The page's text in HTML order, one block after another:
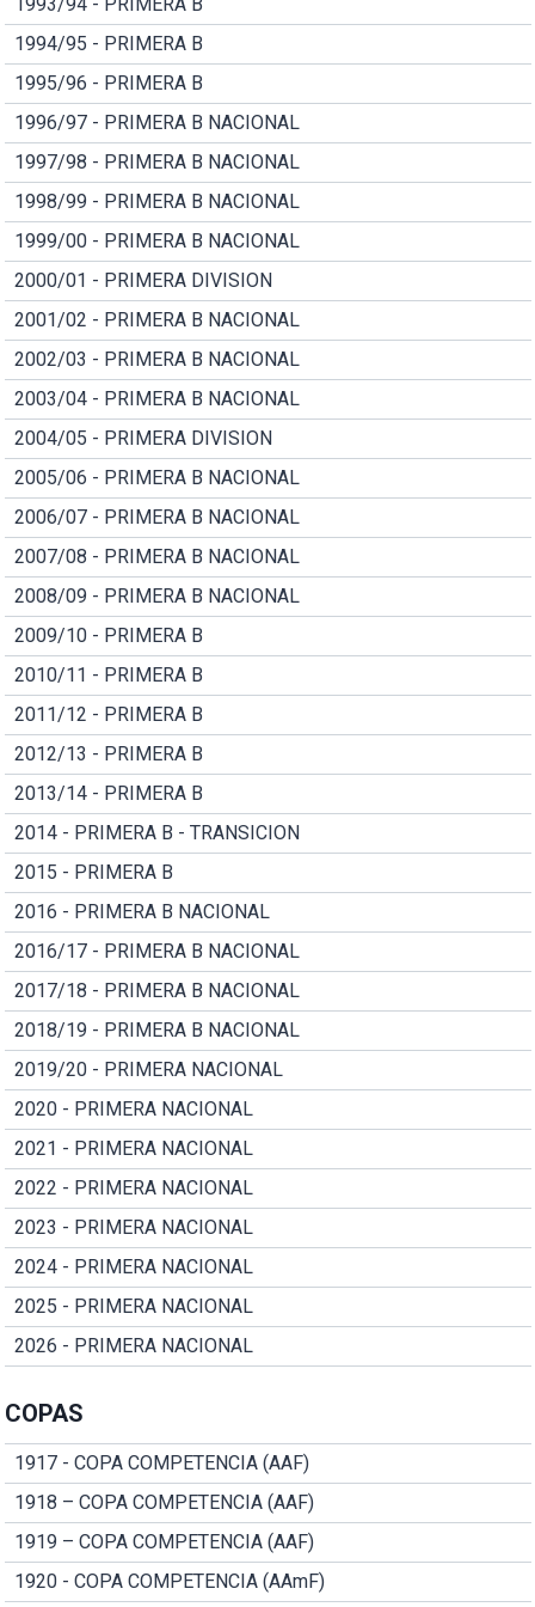
1994/95 - PRIMERA B
1995/96 - PRIMERA B
1996/97 - PRIMERA B NACIONAL
1997/98 - PRIMERA B NACIONAL
1998/99 - PRIMERA B NACIONAL
1999/00 - PRIMERA B NACIONAL
2000/01 - PRIMERA DIVISION
2001/02 - PRIMERA B NACIONAL
2002/03 - PRIMERA B NACIONAL
2003/04 - PRIMERA B NACIONAL
2004/05 - PRIMERA DIVISION
2005/06 - PRIMERA B NACIONAL
2006/07 - PRIMERA B NACIONAL
2007/08 - PRIMERA B NACIONAL
2008/09 - PRIMERA B NACIONAL
2009/10 - PRIMERA B
2010/11 - PRIMERA B
2011/12 - PRIMERA B
2012/13 - PRIMERA B
2013/14 - PRIMERA B
2014 - PRIMERA B - TRANSICION
2015 - PRIMERA B
2016 - PRIMERA B NACIONAL
2016/17 - PRIMERA B NACIONAL
2017/18 - PRIMERA B NACIONAL
2018/19 - PRIMERA B NACIONAL
2019/20 - PRIMERA NACIONAL
2020 - PRIMERA NACIONAL
2021 - PRIMERA NACIONAL
2022 - PRIMERA NACIONAL
2023 - PRIMERA NACIONAL
2024 - PRIMERA NACIONAL
2025 - PRIMERA NACIONAL
2026 - PRIMERA NACIONAL
COPAS
1917 - COPA COMPETENCIA (AAF)
1918 – COPA COMPETENCIA (AAF)
1919 – COPA COMPETENCIA (AAF)
1920 - COPA COMPETENCIA (AAmF)